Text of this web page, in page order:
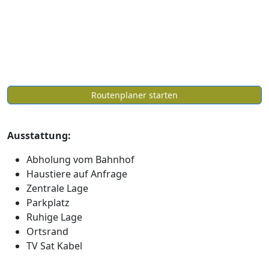
Routenplaner starten
Ausstattung:
Abholung vom Bahnhof
Haustiere auf Anfrage
Zentrale Lage
Parkplatz
Ruhige Lage
Ortsrand
TV Sat Kabel